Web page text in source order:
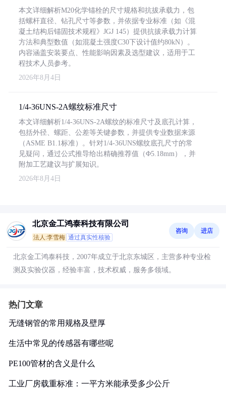
本文详细解析M20化学锚栓的尺寸规格和抗拔承载力，包
括螺杆直径、钻孔尺寸等参数，并依据专业标准（如《混
凝土结构后锚固技术规程》JGJ 145）提供抗拔承载力计算
方法和典型数值（如混凝土强度C30下设计值约80kN）。
内容涵盖安装要点、性能影响因素及选型建议，适用于工
程技术人员参考。
2026年8月4日
1/4-36UNS-2A螺纹标准尺寸
本文详细解析1/4-36UNS-2A螺纹的标准尺寸及底孔计算，
包括外径、螺距、公差等关键参数，并提供专业数据来源
（ASME B1.1标准）。针对1/4-36UNS螺纹底孔尺寸的常
见疑问，通过公式推导给出精确推荐值（Φ5.18mm），并
附加工艺建议与扩展知识。
2026年8月4日
北京金工鸿泰科技有限公司
法人:李雪梅 通过真实性核验
咨询 进店
北京金工鸿泰科技，2007年成立于北京东城区，主营多种专业检
测及实验仪器，经验丰富，技术权威，服务多领域。
热门文章
无缝钢管的常用规格及壁厚
生活中常见的传感器有哪些呢
PE100管材的含义是什么
工业厂房载重标准：一平方米能承受多少公斤